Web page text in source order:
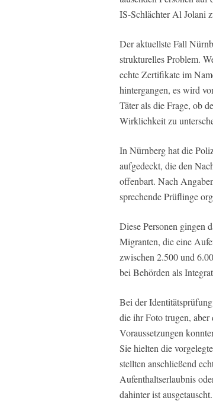
IS-Schlächter Al Jolani
Der aktuellste Fall
strukturelles Problem.
echte Zertifikate im
hintergangen, es wird
Täter als die Frage, ob
Wirklichkeit zu
In Nürnberg hat die
aufgedeckt, die den
offenbart. Nach
sprechende Prüflinge
Diese Personen gingen
Migranten, die eine
zwischen 2.500 und
bei Behörden als
Bei der
die ihr Foto trugen,
Voraussetzungen
Sie hielten die
stellten anschließend
Aufenthaltserlaubnis
dahinter ist ausgetauscht.